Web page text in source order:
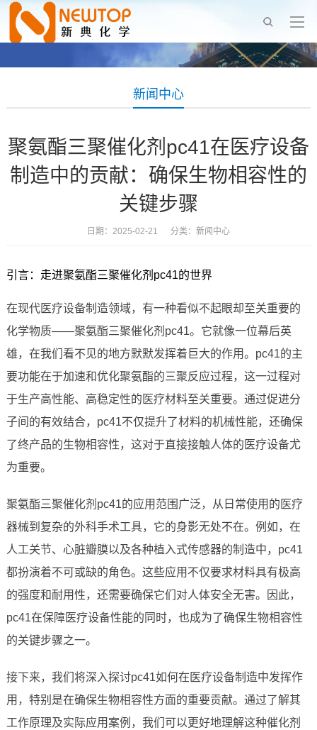
新闻中心
聚氨酯三聚催化剂pc41在医疗设备
制造中的贡献：确保生物相容性的
关键步骤
日期：2025-02-21 分类： 新闻中心
引言：走进聚氨酯三聚催化剂pc41的世界
在现代医疗设备制造领域，有一种看似不起眼却至关重要的
化学物质——聚氨酯三聚催化剂pc41。它就像一位幕后英
雄，在我们看不见的地方默默发挥着巨大的作用。pc41的主
要功能在于加速和优化聚氨酯的三聚反应过程，这一过程对
于生产高性能、高稳定性的医疗材料至关重要。通过促进分
子间的有效结合，pc41不仅提升了材料的机械性能，还确保
了终产品的生物相容性，这对于直接接触人体的医疗设备尤
为重要。
聚氨酯三聚催化剂pc41的应用范围广泛，从日常使用的医疗
器械到复杂的外科手术工具，它的身影无处不在。例如，在
人工关节、心脏瓣膜以及各种植入式传感器的制造中，pc41
都扮演着不可或缺的角色。这些应用不仅要求材料具有极高
的强度和耐用性，还需要确保它们对人体安全无害。因此，
pc41在保障医疗设备性能的同时，也成为了确保生物相容性
的关键步骤之一。
接下来，我们将深入探讨pc41如何在医疗设备制造中发挥作
用，特别是在确保生物相容性方面的重要贡献。通过了解其
工作原理及实际应用案例，我们可以更好地理解这种催化剂